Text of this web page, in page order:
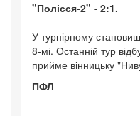
"Полісся-2" - 2:1.
У турнірному
8-мі. Останній тур
прийме вінницьку
ПФЛ